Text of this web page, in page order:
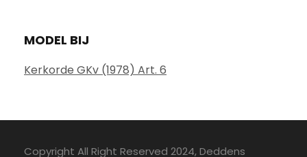
MODEL BIJ
Kerkorde GKv (1978) Art. 6
Copyright All Right Reserved 2024, Deddens